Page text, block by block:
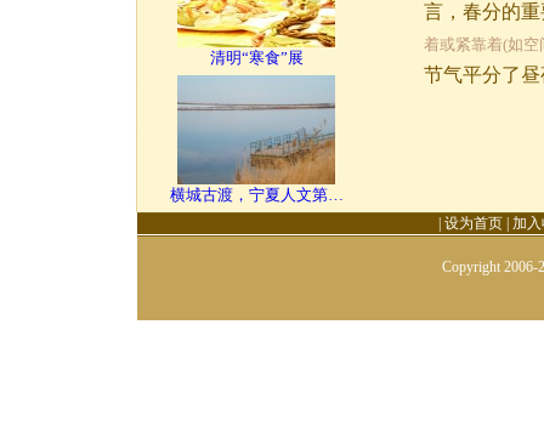
清明“寒食”展
横城古渡，宁夏人文第…
言，春分的
着或紧靠着(如
节气平分了
设为首页 加
Copyright